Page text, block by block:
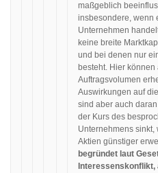
maßgeblich
insbesondere, wenn
Unternehmen
keine breite
und bei denen nur
besteht. Hier
Auftragsvolumen
Auswirkungen auf
sind aber auch
der Kurs des
Unternehmens sinkt,
Aktien günstiger
begründet laut
Interessenskonflikt,